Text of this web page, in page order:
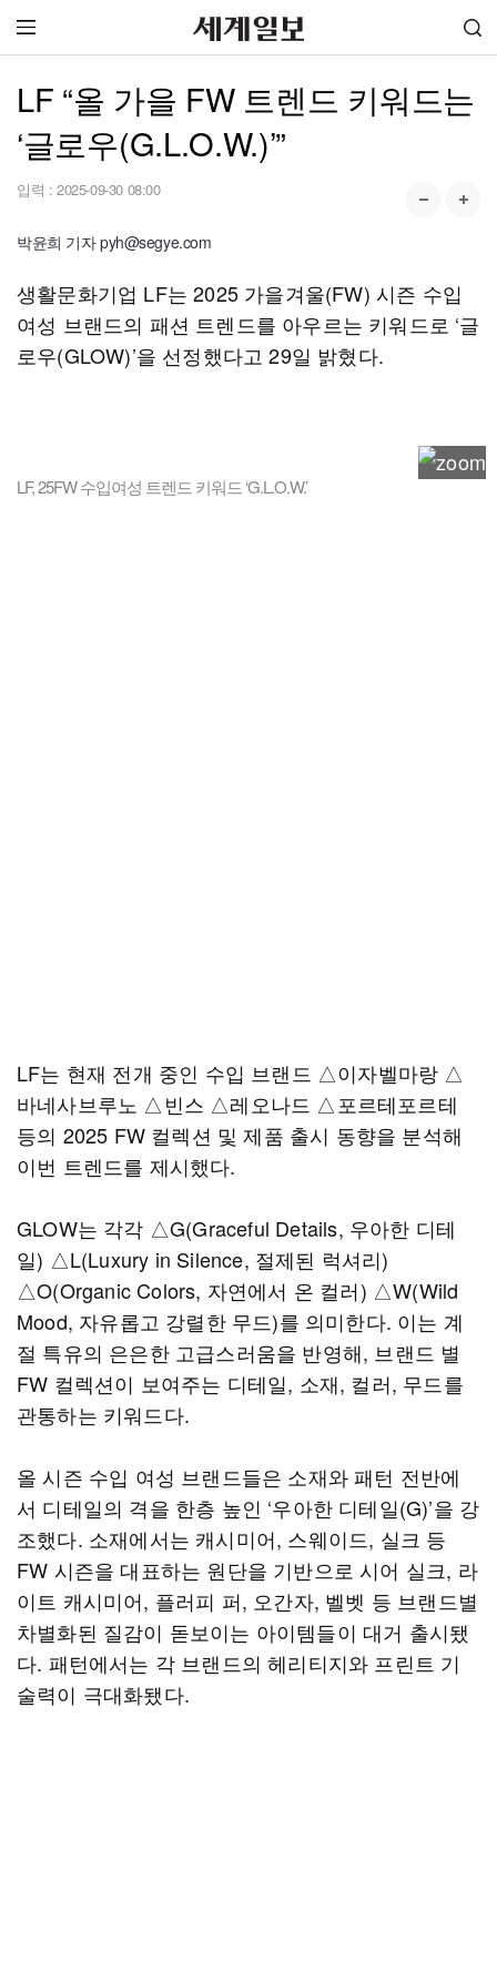
LF “올 가을 FW 트렌드 키워드는
‘글로우(G.L.O.W.)’”
입력 : 2025-09-30 08:00
박윤희 기자 pyh@segye.com
생활문화기업 LF는 2025 가을겨울(FW) 시즌 수입
여성 브랜드의 패션 트렌드를 아우르는 키워드로 ‘글
로우(GLOW)’을 선정했다고 29일 밝혔다.
LF, 25FW 수입여성 트렌드 키워드 ‘G.L.O.W.’
LF는 현재 전개 중인 수입 브랜드 △이자벨마랑 △
바네사브루노 △빈스 △레오나드 △포르테포르테
등의 2025 FW 컬렉션 및 제품 출시 동향을 분석해
이번 트렌드를 제시했다.
GLOW는 각각 △G(Graceful Details, 우아한 디테
일) △L(Luxury in Silence, 절제된 럭셔리)
△O(Organic Colors, 자연에서 온 컬러) △W(Wild
Mood, 자유롭고 강렬한 무드)를 의미한다. 이는 계
절 특유의 은은한 고급스러움을 반영해, 브랜드 별
FW 컬렉션이 보여주는 디테일, 소재, 컬러, 무드를
관통하는 키워드다.
올 시즌 수입 여성 브랜드들은 소재와 패턴 전반에
서 디테일의 격을 한층 높인 ‘우아한 디테일(G)’을 강
조했다. 소재에서는 캐시미어, 스웨이드, 실크 등
FW 시즌을 대표하는 원단을 기반으로 시어 실크, 라
이트 캐시미어, 플러피 퍼, 오간자, 벨벳 등 브랜드별
차별화된 질감이 돋보이는 아이템들이 대거 출시됐
다. 패턴에서는 각 브랜드의 헤리티지와 프린트 기
술력이 극대화됐다.